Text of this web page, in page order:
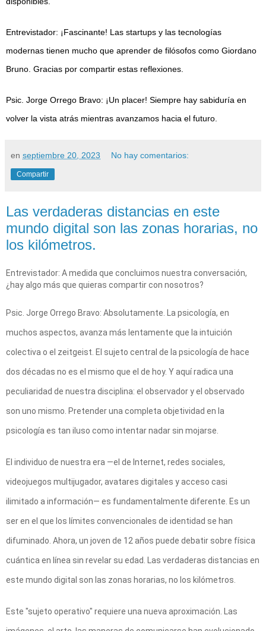
Entrevistador: ¡Fascinante! Las startups y las tecnologías
modernas tienen mucho que aprender de filósofos como Giordano
Bruno. Gracias por compartir estas reflexiones.
Psic. Jorge Orrego Bravo: ¡Un placer! Siempre hay sabiduría en
volver la vista atrás mientras avanzamos hacia el futuro.
en septiembre 20, 2023 No hay comentarios:
Compartir
Las verdaderas distancias en este
mundo digital son las zonas horarias, no
los kilómetros.
Entrevistador: A medida que concluimos nuestra conversación,
¿hay algo más que quieras compartir con nosotros?
Psic. Jorge Orrego Bravo: Absolutamente. La psicología, en
muchos aspectos, avanza más lentamente que la intuición
colectiva o el zeitgeist. El sujeto central de la psicología de hace
dos décadas no es el mismo que el de hoy. Y aquí radica una
peculiaridad de nuestra disciplina: el observador y el observado
son uno mismo. Pretender una completa objetividad en la
psicología es tan iluso como intentar nadar sin mojarse.
El individuo de nuestra era —el de Internet, redes sociales,
videojuegos multijugador, avatares digitales y acceso casi
ilimitado a información— es fundamentalmente diferente. Es un
ser en el que los límites convencionales de identidad se han
difuminado. Ahora, un joven de 12 años puede debatir sobre física
cuántica en línea sin revelar su edad. Las verdaderas distancias en
este mundo digital son las zonas horarias, no los kilómetros.
Este "sujeto operativo" requiere una nueva aproximación. Las